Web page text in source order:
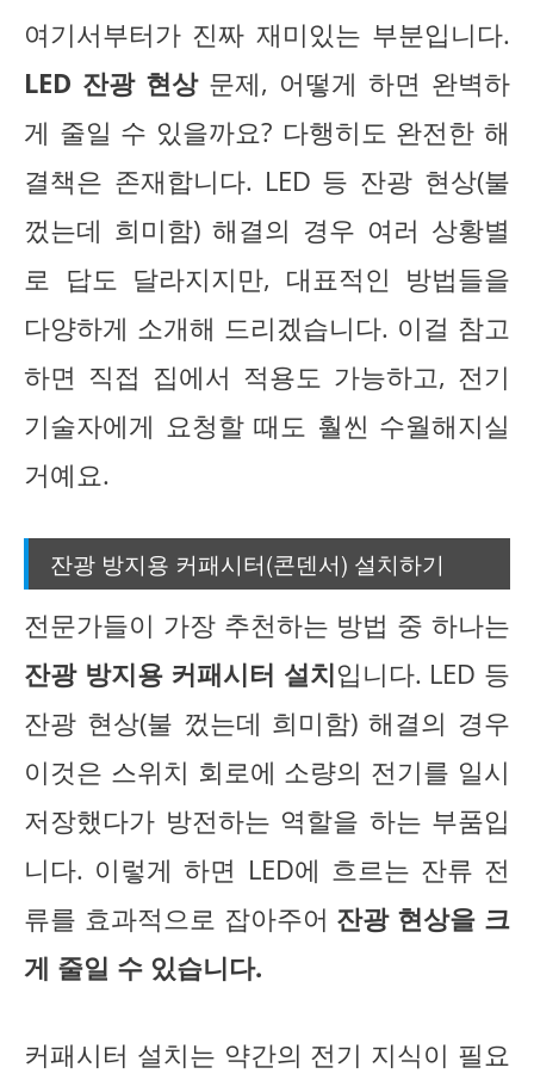
여기서부터가 진짜 재미있는 부분입니다.
LED 잔광 현상문제, 어떻게 하면 완벽하
게 줄일 수 있을까요? 다행히도 완전한 해
결책은 존재합니다. LED 등 잔광 현상(불
껐는데 희미함) 해결의 경우 여러 상황별
로 답도 달라지지만, 대표적인 방법들을
다양하게 소개해 드리겠습니다. 이걸 참고
하면 직접 집에서 적용도 가능하고, 전기
기술자에게 요청할 때도 훨씬 수월해지실
거예요.
잔광 방지용 커패시터(콘덴서) 설치하기
전문가들이 가장 추천하는 방법 중 하나는
잔광 방지용 커패시터 설치입니다. LED 등
잔광 현상(불 껐는데 희미함) 해결의 경우
이것은 스위치 회로에 소량의 전기를 일시
저장했다가 방전하는 역할을 하는 부품입
니다. 이렇게 하면 LED에 흐르는 잔류 전
류를 효과적으로 잡아주어 잔광 현상을 크
게 줄일 수 있습니다.
커패시터 설치는 약간의 전기 지식이 필요